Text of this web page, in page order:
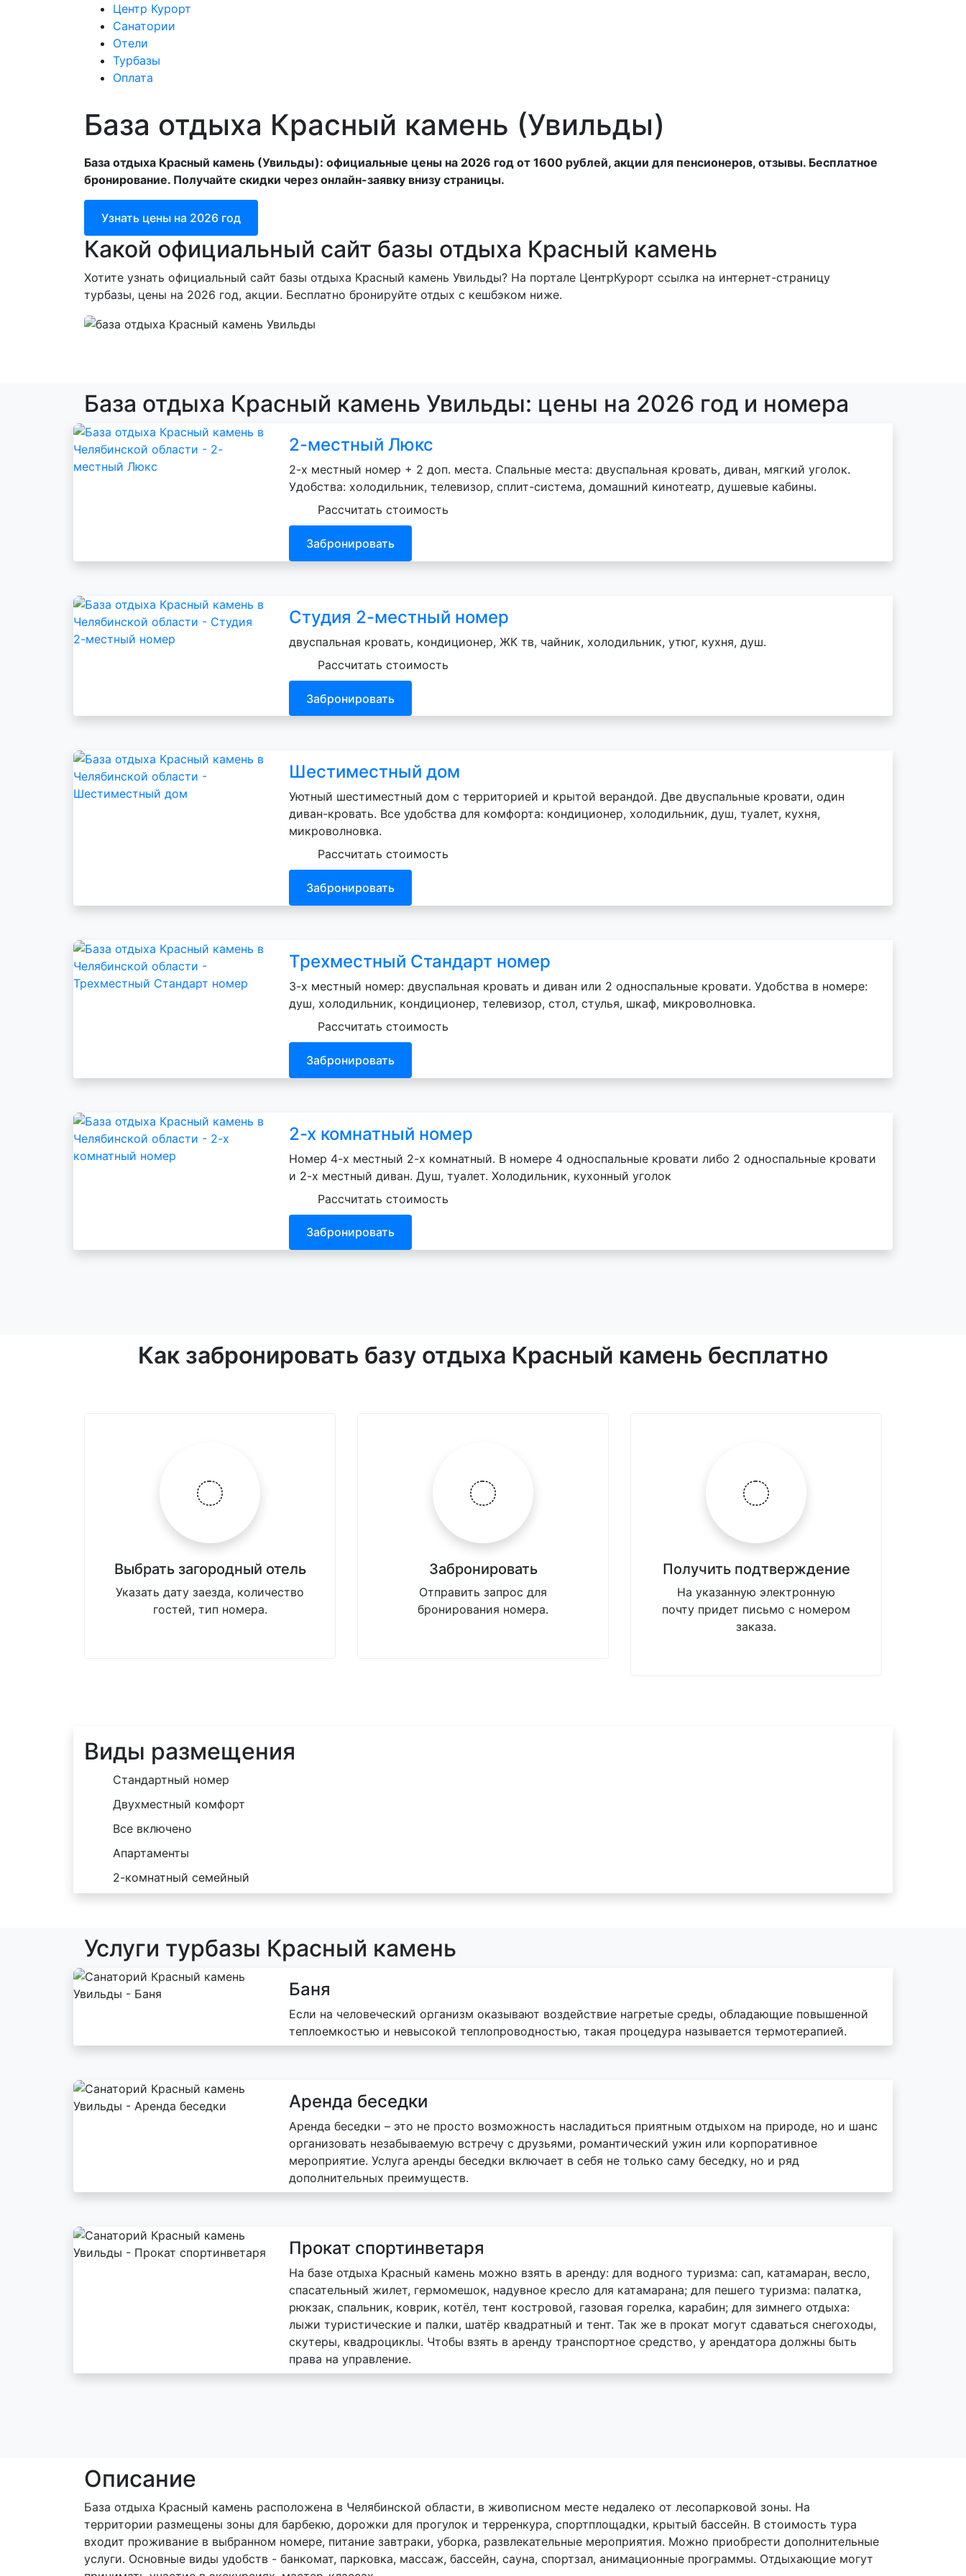
Центр Курорт
Санатории
Отели
Турбазы
Оплата
База отдыха Красный камень (Увильды)
База отдыха Красный камень (Увильды): официальные цены на 2026 год от 1600 рублей, акции для пенсионеров, отзывы. Бесплатное
бронирование. Получайте скидки через онлайн-заявку внизу страницы.
Узнать цены на 2026 год
Какой официальный сайт базы отдыха Красный камень
Хотите узнать официальный сайт базы отдыха Красный камень Увильды? На портале ЦентрКурорт ссылка на интернет-страницу
турбазы, цены на 2026 год, акции. Бесплатно бронируйте отдых с кешбэком ниже.
База отдыха Красный камень Увильды: цены на 2026 год и номера
2-местный Люкс
2-х местный номер + 2 доп. места. Спальные места: двуспальная кровать, диван, мягкий уголок.
Удобства: холодильник, телевизор, сплит-система, домашний кинотеатр, душевые кабины.
Рассчитать стоимость
Забронировать
Студия 2-местный номер
двуспальная кровать, кондиционер, ЖК тв, чайник, холодильник, утюг, кухня, душ.
Рассчитать стоимость
Забронировать
Шестиместный дом
Уютный шестиместный дом с территорией и крытой верандой. Две двуспальные кровати, один
диван-кровать. Все удобства для комфорта: кондиционер, холодильник, душ, туалет, кухня,
микроволновка.
Рассчитать стоимость
Забронировать
Трехместный Стандарт номер
3-х местный номер: двуспальная кровать и диван или 2 односпальные кровати. Удобства в номере:
душ, холодильник, кондиционер, телевизор, стол, стулья, шкаф, микроволновка.
Рассчитать стоимость
Забронировать
2-х комнатный номер
Номер 4-х местный 2-х комнатный. В номере 4 односпальные кровати либо 2 односпальные кровати
и 2-х местный диван. Душ, туалет. Холодильник, кухонный уголок
Рассчитать стоимость
Забронировать
Как забронировать базу отдыха Красный камень бесплатно
Выбрать загородный отель
Указать дату заезда, количество
гостей, тип номера.
Забронировать
Отправить запрос для
бронирования номера.
Получить подтверждение
На указанную электронную
почту придет письмо с номером
заказа.
Виды размещения
Стандартный номер
Двухместный комфорт
Все включено
Апартаменты
2-комнатный семейный
Услуги турбазы Красный камень
Баня
Если на человеческий организм оказывают воздействие нагретые среды, обладающие повышенной
теплоемкостью и невысокой теплопроводностью, такая процедура называется термотерапией.
Аренда беседки
Аренда беседки – это не просто возможность насладиться приятным отдыхом на природе, но и шанс
организовать незабываемую встречу с друзьями, романтический ужин или корпоративное
мероприятие. Услуга аренды беседки включает в себя не только саму беседку, но и ряд
дополнительных преимуществ.
Прокат спортинветаря
На базе отдыха Красный камень можно взять в аренду: для водного туризма: сап, катамаран, весло,
спасательный жилет, гермомешок, надувное кресло для катамарана; для пешего туризма: палатка,
рюкзак, спальник, коврик, котёл, тент костровой, газовая горелка, карабин; для зимнего отдыха:
лыжи туристические и палки, шатёр квадратный и тент. Так же в прокат могут сдаваться снегоходы,
скутеры, квадроциклы. Чтобы взять в аренду транспортное средство, у арендатора должны быть
права на управление.
Описание
База отдыха Красный камень расположена в Челябинской области, в живописном месте недалеко от лесопарковой зоны. На
территории размещены зоны для барбекю, дорожки для прогулок и терренкура, спортплощадки, крытый бассейн. В стоимость тура
входит проживание в выбранном номере, питание завтраки, уборка, развлекательные мероприятия. Можно приобрести дополнительные
услуги. Основные виды удобств - банкомат, парковка, массаж, бассейн, сауна, спортзал, анимационные программы. Отдыхающие могут